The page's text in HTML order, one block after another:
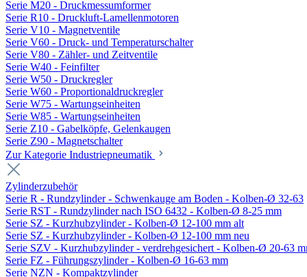
Serie M20 - Druckmessumformer
Serie R10 - Druckluft-Lamellenmotoren
Serie V10 - Magnetventile
Serie V60 - Druck- und Temperaturschalter
Serie V80 - Zähler- und Zeitventile
Serie W40 - Feinfilter
Serie W50 - Druckregler
Serie W60 - Proportionaldruckregler
Serie W75 - Wartungseinheiten
Serie W85 - Wartungseinheiten
Serie Z10 - Gabelköpfe, Gelenkaugen
Serie Z90 - Magnetschalter
Zur Kategorie Industriepneumatik
Zylinderzubehör
Serie R - Rundzylinder - Schwenkauge am Boden - Kolben-Ø 32-63
Serie RST - Rundzylinder nach ISO 6432 - Kolben-Ø 8-25 mm
Serie SZ - Kurzhubzylinder - Kolben-Ø 12-100 mm alt
Serie SZ - Kurzhubzylinder - Kolben-Ø 12-100 mm neu
Serie SZV - Kurzhubzylinder - verdrehgesichert - Kolben-Ø 20-63
Serie FZ - Führungszylinder - Kolben-Ø 16-63 mm
Serie NZN - Kompaktzylinder